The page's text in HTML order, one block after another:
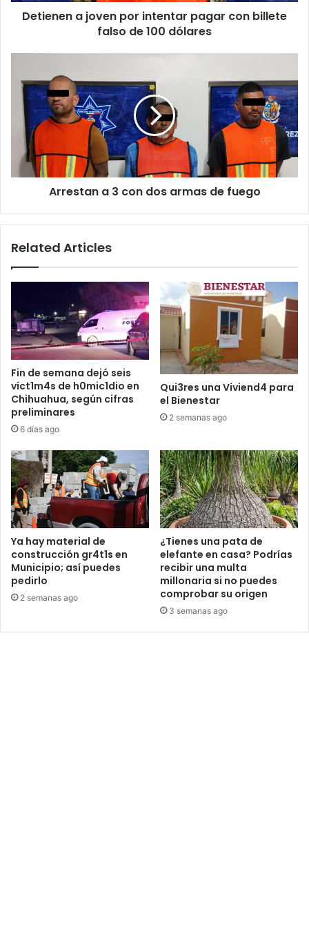
Detienen a joven por intentar pagar con billete
falso de 100 dólares
con
dos
armas
fuego
Arrestan a 3 con dos armas de fuego
Related Articles
Fin de semana dejó seis
víct1m4s de h0mic1dio en
Chihuahua, según cifras
preliminares
6 días ago
Qui3res una Viviend4 para
el Bienestar
2 semanas ago
Ya hay material de
construcción gr4t1s en
Municipio; así puedes
pedirlo
2 semanas ago
¿Tienes una pata de
elefante en casa? Podrías
recibir una multa
millonaria si no puedes
comprobar su origen
3 semanas ago